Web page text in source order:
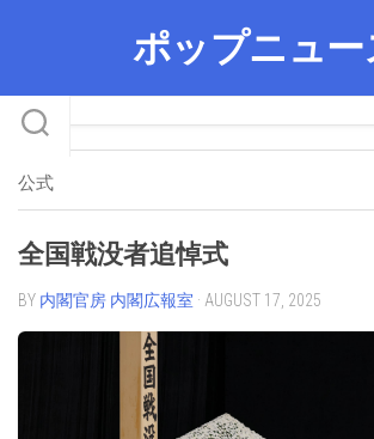
ポップニュー
公式
全国戦没者追悼式
BY 内閣官房 内閣広報室 · AUGUST 17, 2025